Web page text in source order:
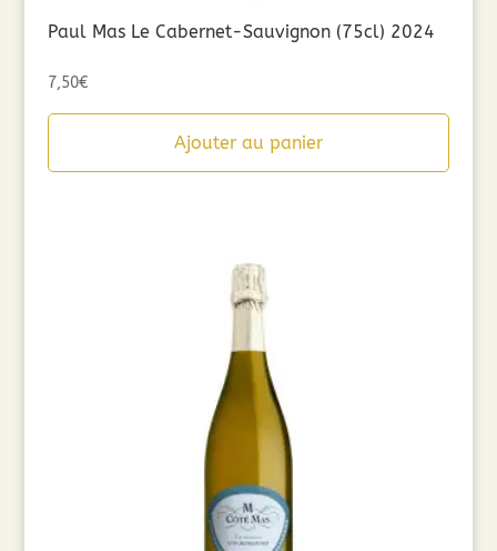
Paul Mas Le Cabernet-Sauvignon (75cl) 2024
7,50€
Ajouter au panier